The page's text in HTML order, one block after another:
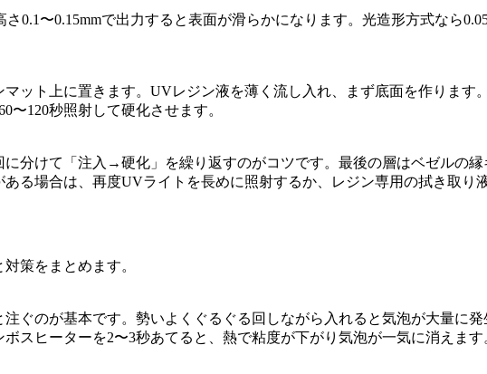
0.1〜0.15mmで出力すると表面が滑らかになります。光造形方式なら
ット上に置きます。UVレジン液を薄く流し入れ、まず底面を作ります
〜120秒照射して硬化させます。
分けて「注入→硬化」を繰り返すのがコツです。最後の層はベゼルの
る場合は、再度UVライトを長めに照射するか、レジン専用の拭き取り
策をまとめます。
ぐのが基本です。勢いよくぐるぐる回しながら入れると気泡が大量に
スヒーターを2〜3秒あてると、熱で粘度が下がり気泡が一気に消えます